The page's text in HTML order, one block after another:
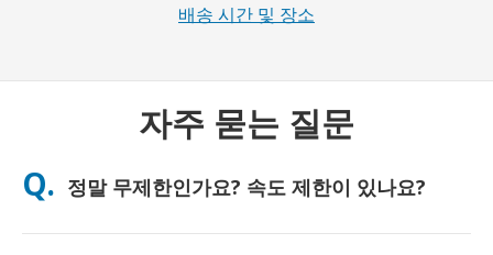
배송 시간 및 장소
자주 묻는 질문
Q. 정말 무제한인가요? 속도 제한이 있나요?
A. 네, 진정한 무제한입니다. 저희는 FUP(페어 유즈 정책) 제한이나